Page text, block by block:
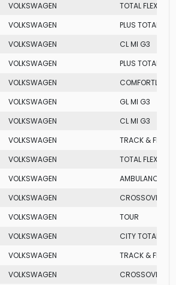
VOLKSWAGEN
TOTAL FLEX
VOLKSWAGEN
PLUS TOTAL FLEX
VOLKSWAGEN
CL MI G3
VOLKSWAGEN
PLUS TOTAL FLEX
VOLKSWAGEN
COMFORTLINE
VOLKSWAGEN
GL MI G3
VOLKSWAGEN
CL MI G3
VOLKSWAGEN
TRACK & FIELD
VOLKSWAGEN
TOTAL FLEX
VOLKSWAGEN
AMBULANCIA
VOLKSWAGEN
CROSSOVER
VOLKSWAGEN
TOUR
VOLKSWAGEN
CITY TOTAL FLEX
VOLKSWAGEN
TRACK & FIELD
VOLKSWAGEN
CROSSOVER